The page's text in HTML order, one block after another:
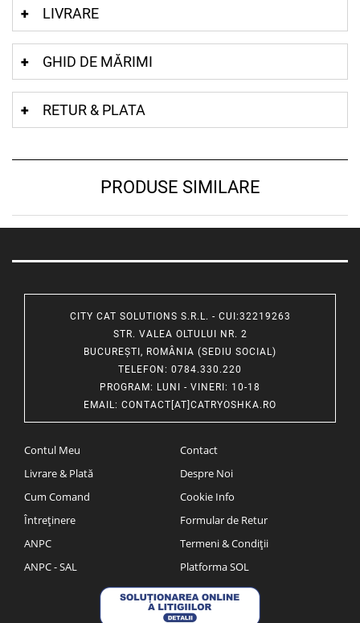
LIVRARE
GHID DE MĂRIMI
RETUR & PLATA
PRODUSE SIMILARE
CITY CAT SOLUTIONS S.R.L. - CUI:32219263
STR. VALEA OLTULUI NR. 2
BUCUREȘTI, ROMÂNIA (SEDIU SOCIAL)
TELEFON : 0784.330.220
PROGRAM: LUNI - VINERI: 10-18
EMAIL: CONTACT[AT]CATRYOSHKA.RO
Contul Meu
Livrare & Plată
Cum Comand
Întreținere
ANPC
ANPC - SAL
Contact
Despre Noi
Cookie Info
Formular de Retur
Termeni & Condiții
Platforma SOL